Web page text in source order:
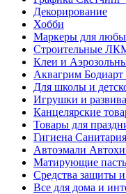
Декорирование
Хобби
Маркеры для
Строительные
Клеи и
Аквагрим Бодиарт
Для школы и
Игрушки и
Канцелярские
Товары для
Гигиена
Автоэмали
Матирующие
Средства защиты
Все для дома и